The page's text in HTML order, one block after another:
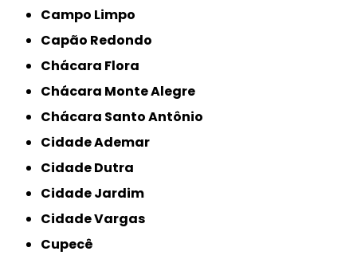
Campo Limpo
Capão Redondo
Chácara Flora
Chácara Monte Alegre
Chácara Santo Antônio
Cidade Ademar
Cidade Dutra
Cidade Jardim
Cidade Vargas
Cupecê